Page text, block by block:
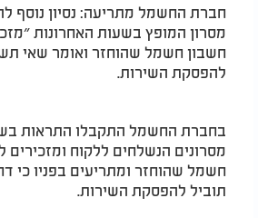
חברת החשמל מתריעה: נסיון נוסף
מסרון המופץ בשעות האחרונות
חשבון חשמל שהוחזר ואומר שאי
להפסקת השירות.
בחברת החשמל התקבלו התראות
מסרונים הנשלחים ללקוח ומזכירים
חשמל שהוחזר ומתריעים בפניו כי
תוביל להפסקת השירות.